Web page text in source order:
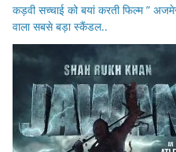
कड़वी सच्चाई को बयां करती फिल्म ”
वाला सबसे बड़ा स्कैंडल..